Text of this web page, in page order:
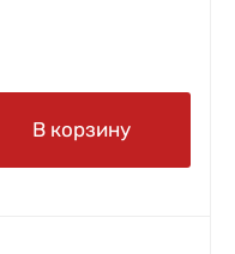
В корзину